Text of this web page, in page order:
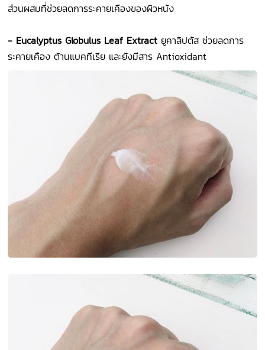
ส่วนผสมที่ช่วยลดการระคายเคืองของผิวหนัง
- Eucalyptus Globulus Leaf Extract ยูคาลิปตัส ช่วยลดการ
ระคายเคือง ต้านแบคทีเรีย และยังมีสาร Antioxidant